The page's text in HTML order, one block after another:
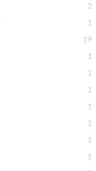
2
1
19
1
1
1
1
1
1
1